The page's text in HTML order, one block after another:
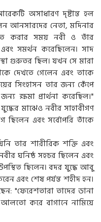
অসাধারণ দৃষ্টান্ত হল
আনসারদের নেতা, মদিনার
করার সময় নবী ও তাঁর
সমর্থন করেছিলেন। সাদ
গুরুতর ছিল। যখন সে মারা
দেখতে গেলেন এবং তাকে
সিংহাসন তার জন্য কেঁপে
ক্ষমা প্রার্থনা করেছিল।"
মাঝেও নবীর সাহাবীগণ
ছিলেন এবং সর্বোপরি তাঁকে
তার শারীরিক শক্তি এবং
ঘনিষ্ঠ সহচর ছিলেন এবং
ছিলেন। বদর যুদ্ধে আবু
এবং শেষ পর্যন্ত শহীদ হন।
"ফেরেশতারা তাদের ডানা
আলতো করে বাগানে নামিয়ে